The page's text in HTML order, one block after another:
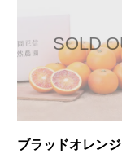
ブラッドオレンジ